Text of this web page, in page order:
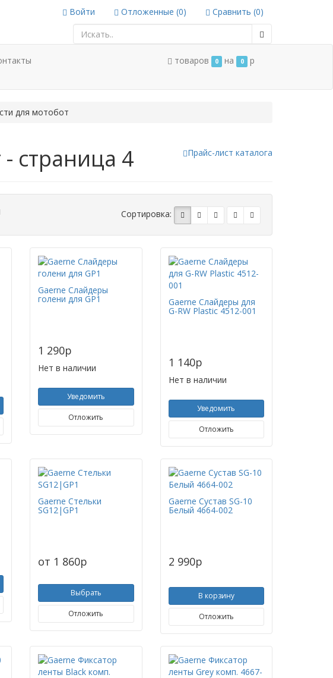
Войти Отложенные (0) Сравнить (0)
товаров 0 на 0 p
для мотобот
Прайс-лист каталога
страница 4
Сортировка:
Gaerne Слайдеры
голени для GP1
1 290p
Нет в наличии
Уведомить
Отложить
Gaerne Слайдеры для
G-RW Plastic 4512-001
1 140p
Нет в наличии
Уведомить
Отложить
Gaerne Стельки
SG12|GP1
от 1 860p
Выбрать
Отложить
Gaerne Сустав SG-10
Белый 4664-002
2 990p
В корзину
Отложить